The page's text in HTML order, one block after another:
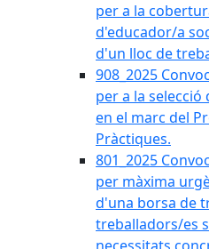
per a la
d'educador/a
d'un lloc de
908_2025
per a la
en el marc del
Pràctiques.
801_2025
per màxima
d'una borsa de
treballadors/es